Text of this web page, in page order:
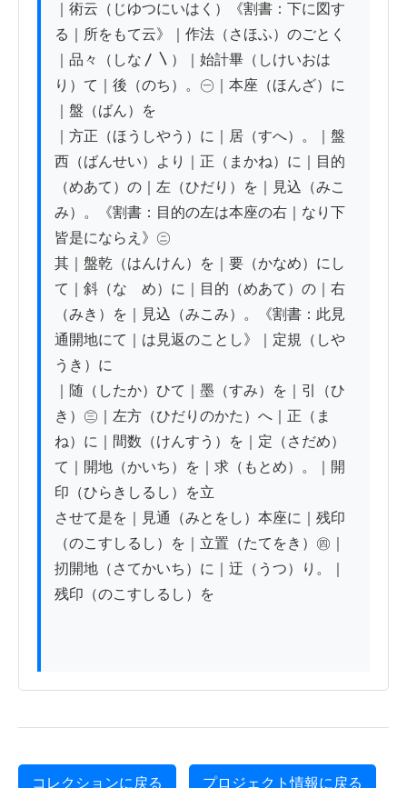
｜術云（じゆつにいはく）《割書：下に図す
る｜所をもて云》｜作法（さほふ）のごとく
｜品々（しな〳〵）｜始計畢（しけいおは
り）て｜後（のち）。㊀｜本座（ほんざ）に
｜盤（ばん）を
｜方正（ほうしやう）に｜居（すへ）。｜盤
西（ばんせい）より｜正（まかね）に｜目的
（めあて）の｜左（ひだり）を｜見込（みこ
み）。《割書：目的の左は本座の右｜なり下
皆是にならえ》㋥
其｜盤乾（はんけん）を｜要（かなめ）にし
て｜斜（なゝめ）に｜目的（めあて）の｜右
（みき）を｜見込（みこみ）。《割書：此見
通開地にて｜は見返のことし》｜定規（しや
うき）に
｜随（したか）ひて｜墨（すみ）を｜引（ひ
き）㊂｜左方（ひだりのかた）へ｜正（ま
ね）に｜間数（けんすう）を｜定（さだめ）
て｜開地（かいち）を｜求（もとめ）。｜開
印（ひらきしるし）を立
させて是を｜見通（みとをし）本座に｜残印
（のこすしるし）を｜立置（たてをき）㊃｜
扨開地（さてかいち）に｜迂（うつ）り。｜
残印（のこすしるし）を
コレクションに戻る プロジェクト情報に戻る